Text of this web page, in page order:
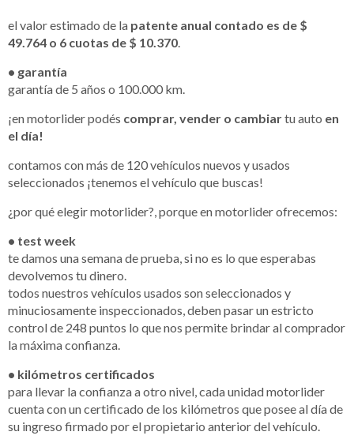
el valor estimado de la patente anual contado es de $
49.764 o 6 cuotas de $ 10.370.
• garantía
garantía de 5 años o 100.000 km.
¡en motorlider podés comprar, vender o cambiartu auto en
el día!
contamos con más de 120 vehículos nuevos y usados
seleccionados ¡tenemos el vehículo que buscas!
¿por qué elegir motorlider?, porque en motorlider ofrecemos:
• test week
te damos una semana de prueba, si no es lo que esperabas
devolvemos tu dinero.
todos nuestros vehículos usados son seleccionados y
minuciosamente inspeccionados, deben pasar un estricto
control de 248 puntos lo que nos permite brindar al comprador
la máxima confianza.
• kilómetros certificados
para llevar la confianza a otro nivel, cada unidad motorlider
cuenta con un certificado de los kilómetros que posee al día de
su ingreso firmado por el propietario anterior del vehículo.